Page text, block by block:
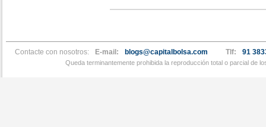
Contacte con nosotros: E-mail: blogs@capitalbolsa.com Tlf: 91
Queda terminantemente prohibida la reproducción total o parcial de